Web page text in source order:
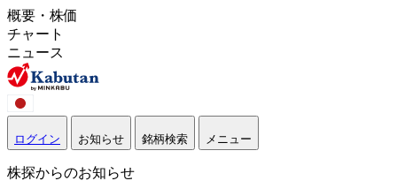
概要・株価
チャート
ニュース
ログイン お知らせ 銘柄検索 メニュー
株探からのお知らせ